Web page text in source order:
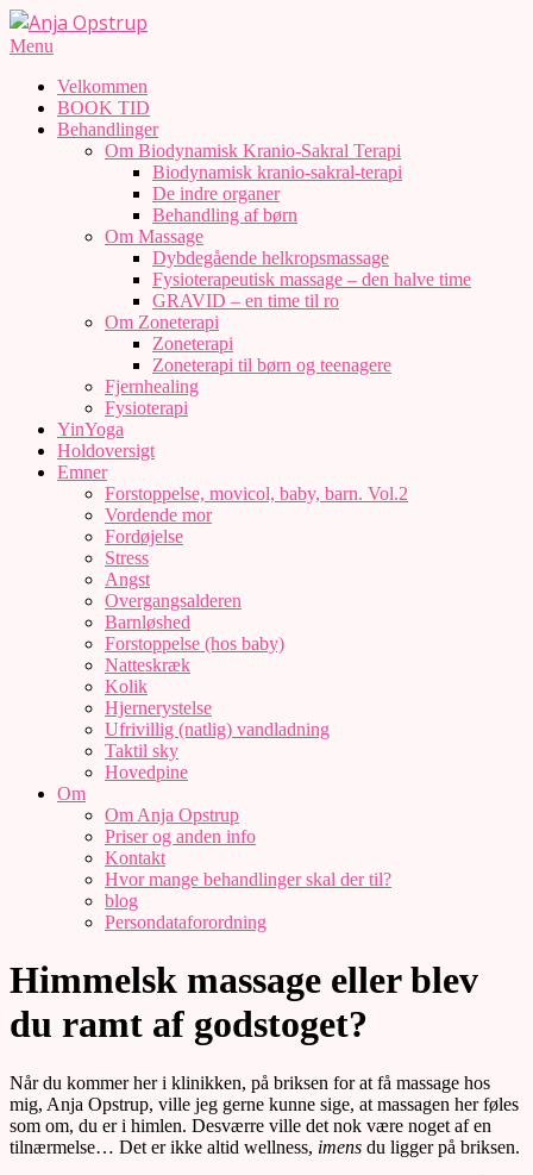
Skip
to
content
Anja
Opstrup
Secondary
Menu
Menu
Velkommen
BOOK TID
Behandlinger
Om Biodynamisk Kranio-Sakral Terapi
Biodynamisk kranio-sakral-terapi
De indre organer
Behandling af børn
Om Massage
Dybdegående helkropsmassage
Fysioterapeutisk massage – den halve time
GRAVID – en time til ro
Om Zoneterapi
Zoneterapi
Zoneterapi til børn og teenagere
Fjernhealing
Fysioterapi
YinYoga
Holdoversigt
Emner
Forstoppelse, movicol, baby, barn. Vol.2
Vordende mor
Fordøjelse
Stress
Angst
Overgangsalderen
Barnløshed
Forstoppelse (hos baby)
Natteskræk
Kolik
Hjernerystelse
Ufrivillig (natlig) vandladning
Taktil sky
Hovedpine
Om
Om Anja Opstrup
Priser og anden info
Kontakt
Hvor mange behandlinger skal der til?
blog
Persondataforordning
Himmelsk massage eller blev
du ramt af godstoget?
Når du kommer her i klinikken, på briksen for at få massage hos
mig, Anja Opstrup, ville jeg gerne kunne sige, at massagen her føles
som om, du er i himlen. Desværre ville det nok være noget af en
tilnærmelse… Det er ikke altid wellness, imens du ligger på briksen.